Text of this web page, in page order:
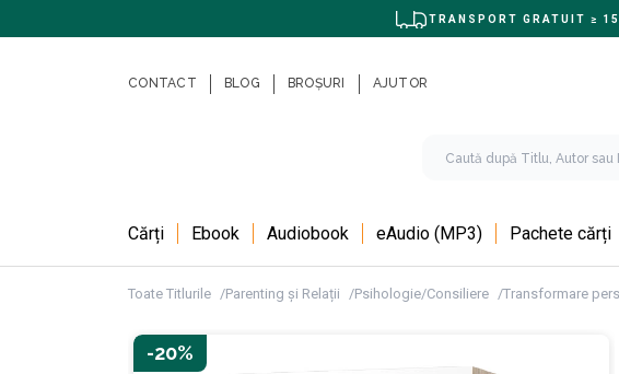
TRANSPORT GRATUIT ≥
CONTACT BLOG BROȘURI AJUTOR
Cărți Ebook Audiobook eAudio (MP3) Pachete cărți
Toate Titlurile Parenting și Relații Psihologie/Consiliere Transformare
-20%